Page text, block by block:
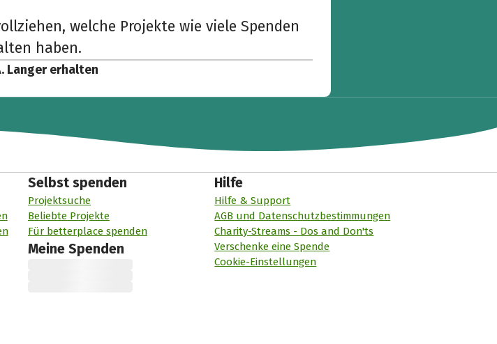
welche Projekte wie viele Spenden
haben.
Langer erhalten
Selbst spenden
Projektsuche
Beliebte Projekte
Für betterplace spenden
Meine Spenden
Hilfe
Hilfe & Support
AGB und Datenschutzbestimmungen
Charity-Streams - Dos and Don'ts
Verschenke eine Spende
Cookie-Einstellungen